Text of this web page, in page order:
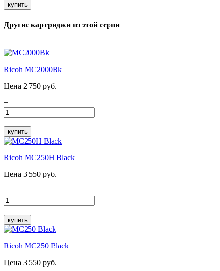
купить
Другие картриджи из этой серии
Ricoh MC2000Bk
Цена 2 750 руб.
−
+
купить
Ricoh MC250H Black
Цена 3 550 руб.
−
+
купить
Ricoh MC250 Black
Цена 3 550 руб.